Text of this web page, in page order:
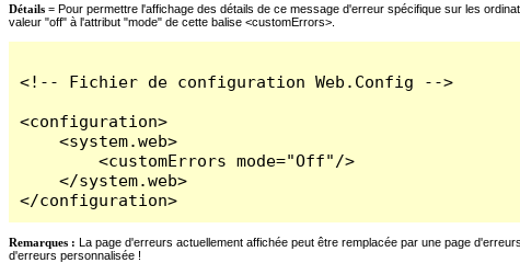
Détails = Pour permettre l'affichage des détails de ce message d'erreur spécifique sur les
valeur "off" à l'attribut "mode" de cette balise <customErrors>.
<!-- Fichier de configuration Web.Config -->
<configuration>
    <system.web>
        <customErrors mode="Off"/>
    </system.web>
</configuration>
Remarques : La page d'erreurs actuellement affichée peut être remplacée par une page
d'erreurs personnalisée !